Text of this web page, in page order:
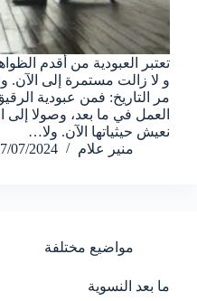
تعتبر العبودية من أقدم
و لا زالت مستمرة إلى الآن.
مر التاريخ: فمن عبودية
العمل في ما بعد، وصولا إلى
نعيش حيثياتها الآن. ولا…
منير علام
07/2024
مواضيع مختلفة
ما بعد النسوية